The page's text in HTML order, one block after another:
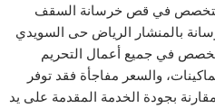
متخصص في قص خرسانة السقف
بالمنشار الرياض حى السويدي
في جميع أعمال التحريم
والسعر مفاجأة فقد توفر
بجودة الخدمة المقدمة على يد